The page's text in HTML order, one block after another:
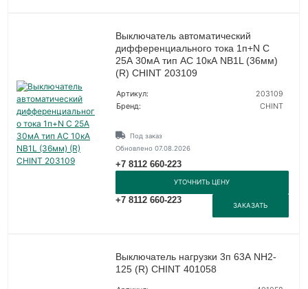
Выключатель автоматический
дифференциального тока 1п+N C
25А 30мА тип AC 10кА NB1L (36мм)
(R) CHINT 203109
Артикул:
203109
Бренд:
CHINT
Под заказ
Обновлено 07.08.2026
+7 8112 660-223
УТОЧНИТЬ ЦЕНУ
+7 8112 660-223
ЗАКАЗАТЬ
Выключатель нагрузки 3п 63А NH2-
125 (R) CHINT 401058